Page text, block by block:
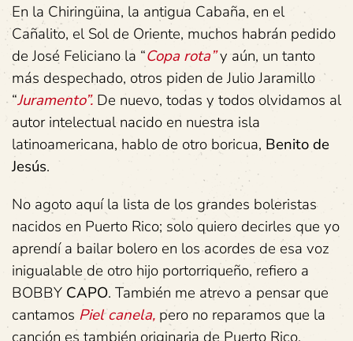
En la Chiringüina, la antigua Cabaña, en el
Cañalito, el Sol de Oriente, muchos habrán pedido
de José Feliciano la “Copa rota”y aún, un tanto
más despechado, otros piden de Julio Jaramillo
“Juramento”. De nuevo, todas y todos olvidamos al
autor intelectual nacido en nuestra isla
latinoamericana, hablo de otro boricua, Benito de
Jesús.
No agoto aquí la lista de los grandes boleristas
nacidos en Puerto Rico; solo quiero decirles que yo
aprendí a bailar bolero en los acordes de esa voz
inigualable de otro hijo portorriqueño, refiero a
BOBBY CAPO. También me atrevo a pensar que
cantamos Piel canela, pero no reparamos que la